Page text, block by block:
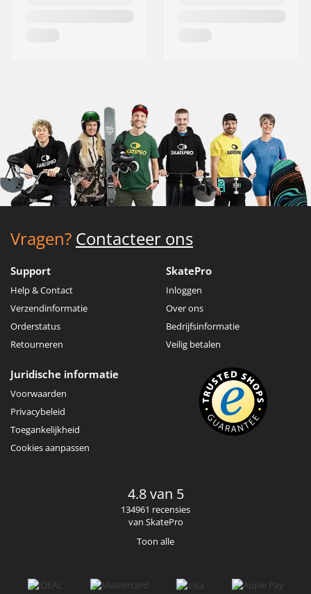
Vragen? Contacteer ons
Support
Help & Contact
Verzendinformatie
Orderstatus
Retourneren
SkatePro
Inloggen
Over ons
Bedrijfsinformatie
Veilig betalen
Juridische informatie
Voorwaarden
Privacybeleid
Toegankelijkheid
Cookies aanpassen
4.8 van 5
134961 recensies
van SkatePro
Toon alle